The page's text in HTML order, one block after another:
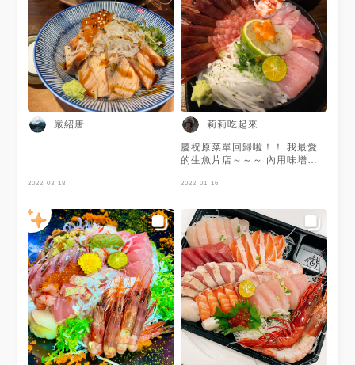
嚴紹唐
2022-03-18
莉莉吃起來
慶祝原菜單回歸啦！！ 我最愛
的生魚片店～～～ 內用味增湯
貝 5顆 $250 超鮮嫩！超划算！
你生魚片手卷！！超佛心！
2022-01-16